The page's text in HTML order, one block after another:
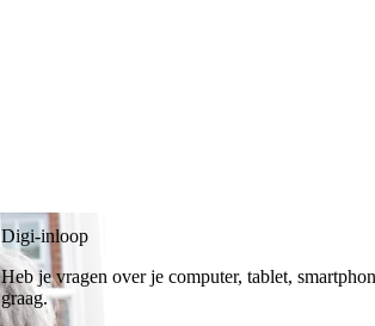
Digi-inloop
Heb je vragen over je computer, tablet,
graag.